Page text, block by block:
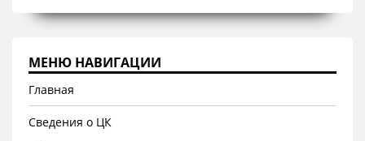
МЕНЮ НАВИГАЦИИ
Главная
Сведения о ЦК